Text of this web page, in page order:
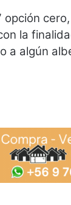
la
a algún